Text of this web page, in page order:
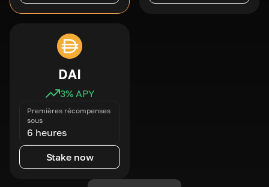
DAI
3% APY
Premières récompenses
sous
6 heures
Stake now